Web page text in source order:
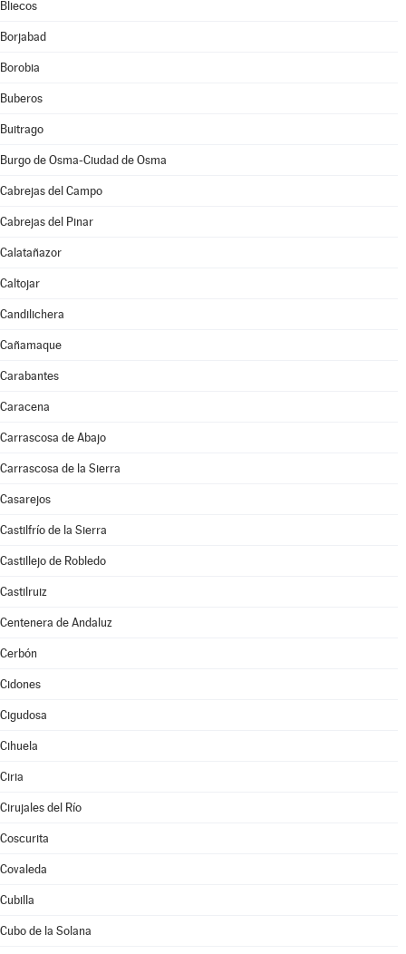
Bliecos
Borjabad
Borobia
Buberos
Buitrago
Burgo de Osma-Ciudad de Osma
Cabrejas del Campo
Cabrejas del Pinar
Calatañazor
Caltojar
Candilichera
Cañamaque
Carabantes
Caracena
Carrascosa de Abajo
Carrascosa de la Sierra
Casarejos
Castilfrío de la Sierra
Castillejo de Robledo
Castilruiz
Centenera de Andaluz
Cerbón
Cidones
Cigudosa
Cihuela
Ciria
Cirujales del Río
Coscurita
Covaleda
Cubilla
Cubo de la Solana